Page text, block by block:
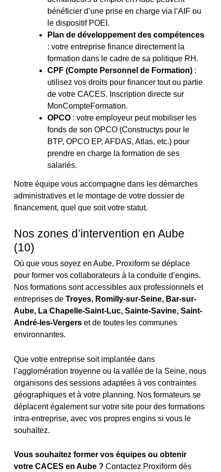
bénéficier d’une prise en charge via l’AIF ou
le dispositif POEI.
Plan de développement des compétences
: votre entreprise finance directement la
formation dans le cadre de sa politique RH.
CPF (Compte Personnel de Formation) :
utilisez vos droits pour financer tout ou partie
de votre CACES. Inscription directe sur
MonCompteFormation.
OPCO : votre employeur peut mobiliser les
fonds de son OPCO (Constructys pour le
BTP, OPCO EP, AFDAS, Atlas, etc.) pour
prendre en charge la formation de ses
salariés.
Notre équipe vous accompagne dans les démarches
administratives et le montage de votre dossier de
financement, quel que soit votre statut.
Nos zones d’intervention en Aube
(10)
Où que vous soyez en Aube, Proxiform se déplace
pour former vos collaborateurs à la conduite d’engins.
Nos formations sont accessibles aux professionnels et
entreprises de Troyes, Romilly-sur-Seine, Bar-sur-
Aube, La Chapelle-Saint-Luc, Sainte-Savine, Saint-
André-les-Vergers et de toutes les communes
environnantes.
Que votre entreprise soit implantée dans
l’agglomération troyenne ou la vallée de la Seine, nous
organisons des sessions adaptées à vos contraintes
géographiques et à votre planning. Nos formateurs se
déplacent également sur votre site pour des formations
intra-entreprise, avec vos propres engins si vous le
souhaitez.
Vous souhaitez former vos équipes ou obtenir
votre CACES en Aube ? Contactez Proxiform dès